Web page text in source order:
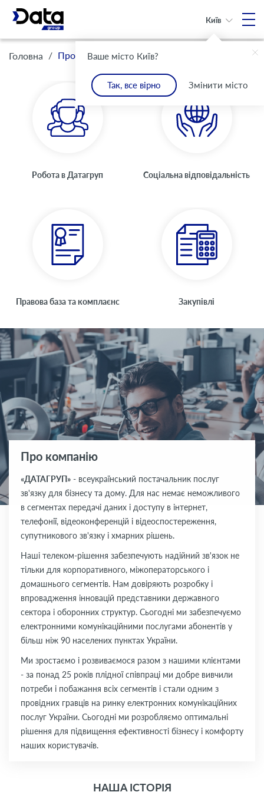
Ваше місто Київ?
Так, все вірно Змінити місто
Київ
Головна / Про Компанію
Робота в Датагруп Соціальна відповідальність
Правова база та комплаєнс Закупівлі
Про компанію
«ДАТАГРУП» - всеукраїнський постачальник послуг
зв'язку для бізнесу та дому. Для нас немає неможливого
в сегментах передачі даних і доступу в інтернет,
телефонії, відеоконференцій і відеоспостереження,
супутникового зв'язку і хмарних рішень.
Наші телеком-рішення забезпечують надійний зв'язок не
тільки для корпоративного, міжоператорського і
домашнього сегментів. Нам довіряють розробку і
впровадження інновацій представники державного
сектора і оборонних структур. Сьогодні ми забезпечуємо
електронними комунікаційними послугами абонентів у
більш ніж 90 населених пунктах України.
Ми зростаємо і розвиваємося разом з нашими клієнтами
- за понад 25 років плідної співпраці ми добре вивчили
потреби і побажання всіх сегментів і стали одним з
провідних гравців на ринку електронних комунікаційних
послуг України. Сьогодні ми розробляємо оптимальні
рішення для підвищення ефективності бізнесу і комфорту
наших користувачів.
НАША ІСТОРІЯ